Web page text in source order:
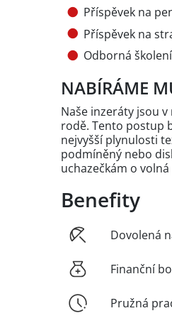
Příspěvek na
Příspěvek na
Odborná
NABÍRÁME
Naše inzeráty jsou
rodě. Tento postup
nejvyšší plynulosti
podmíněný nebo
uchazečkám o
Benefity
Dovolená
Finanční
Pružná